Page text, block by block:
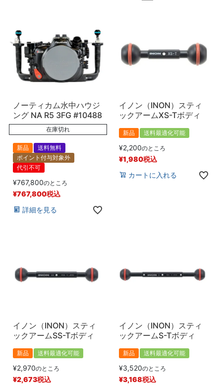
在庫なし商品
在庫なし商品を表示しない
商品番号/JANコード
予約商品
予約商品のみを表示
並び順
新着順
価格が安い順
価格が高い順
優先度順
ノーティカム水中ハウジ
ング NA R5 3FG #10488
在庫切れ
新品
送料無料
ポイント付与対象外
代引不可
¥767,800のところ
¥767,800税込
詳細を見る
イノン（INON）スティ
ックアームXS-Tボディ
新品 送料最適化可能
¥2,200のところ
¥1,980税込
カートに入れる
イノン（INON）スティ
ックアームSS-Tボディ
新品 送料最適化可能
¥2,970のところ
¥2,673税込
イノン（INON）スティ
ックアームS-Tボディ
新品 送料最適化可能
¥3,520のところ
¥3,168税込